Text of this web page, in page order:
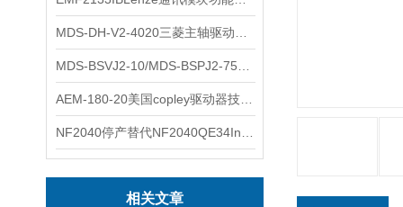
相关文章